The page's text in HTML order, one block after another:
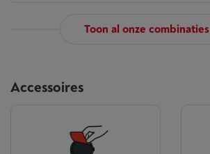
Toon al onze combinaties
Accessoires